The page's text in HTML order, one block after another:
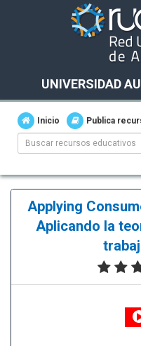
UNIVERSIDAD
Inicio Publica
Applying
Aplicando la